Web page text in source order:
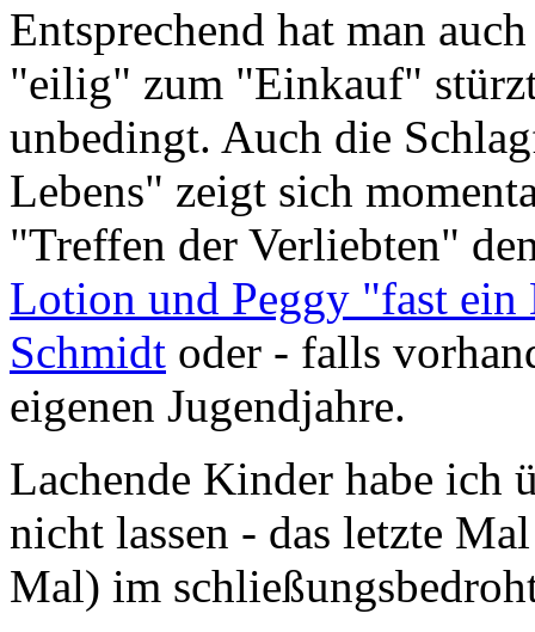
Entsprechend hat man
"eilig" zum "Einkauf"
unbedingt. Auch die
Lebens" zeigt sich
"Treffen der Verliebten"
Lotion und Peggy "fast
Schmidt oder - falls
eigenen Jugendjahre.
Lachende Kinder habe ich
nicht lassen - das letzte
Mal) im